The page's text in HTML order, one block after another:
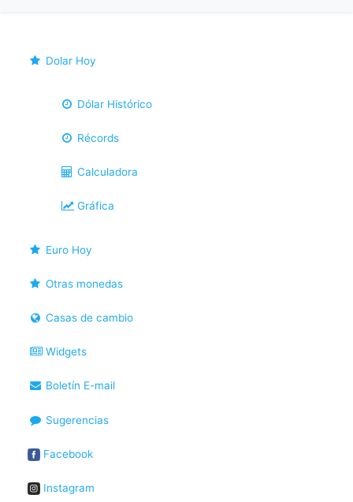
Dolar Hoy
Dólar Histórico
Récords
Calculadora
Gráfica
Euro Hoy
Otras monedas
Casas de cambio
Widgets
Boletín E-mail
Sugerencias
Facebook
Instagram